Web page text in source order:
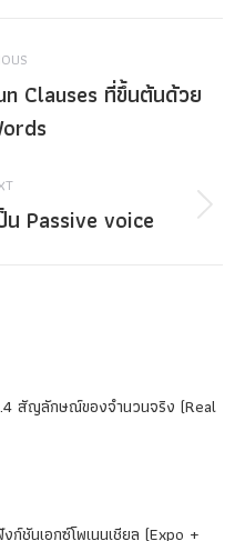
Clauses ที่ขึ้นต้นด้วย
น Passive voice
.4 สัญลักษณ์ของจำนวนจริง (Real
ก์ชันเอกซ์โพเนนเชียล (Expo +